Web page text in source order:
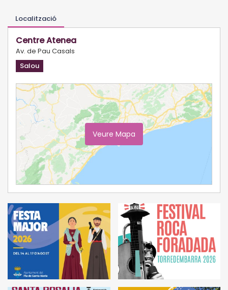
Localització
Centre Atenea
Av. de Pau Casals
Salou
Veure Mapa